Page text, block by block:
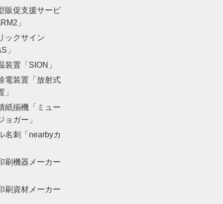
販促支援サービ
」
ックサイン
」
装置「SION」
電装置「放射式
」
紙揃機「ミュー
ョガー」
名刺「nearbyカ
刷機器メーカー
刷資材メーカー